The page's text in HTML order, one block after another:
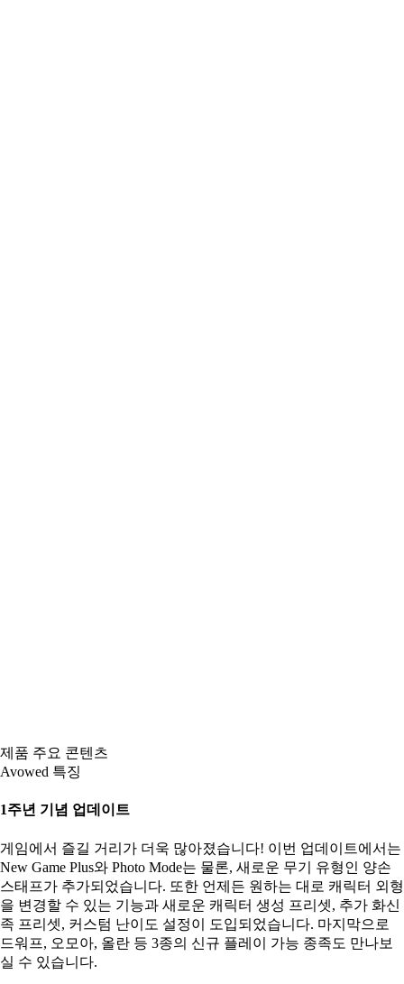
제품 주요 콘텐츠
Avowed 특징
1주년 기념 업데이트
게임에서 즐길 거리가 더욱 많아졌습니다! 이번 업데이트에서는
New Game Plus와 Photo Mode는 물론, 새로운 무기 유형인 양손
스태프가 추가되었습니다. 또한 언제든 원하는 대로 캐릭터 외형
을 변경할 수 있는 기능과 새로운 캐릭터 생성 프리셋, 추가 화신
족 프리셋, 커스텀 난이도 설정이 도입되었습니다. 마지막으로
드워프, 오모아, 올란 등 3종의 신규 플레이 가능 종족도 만나보
실 수 있습니다.